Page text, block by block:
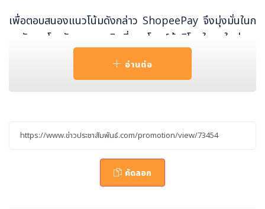
เพื่อตอบสนองแนวโน้มดังกล่าว ShopeePay จึงมุ่งมั่นในก
ารพัฒนาโซลูชันทางการเงินที่ตอบโจทย์ผู้บริโภคในยุคใหม่ แล
ะยึดมั่นในการพัฒนาประสบการณ์ในการชำระเงินของลูกค้าให้
รวดเร็ว ปลอดภัย และคงไว้ซึ่งความสะดวกสบายของลูกค้าทุก
ท่าน SPayLater ช้อปก่อนจ่ายทีหลัง ซึ่งได้ เปิดให้บริการใน
การสินเชื่อวงเงินที่ลูกค้าสามารถใช้ช้อปบน Shopee โดยไม่มี
ขั้นต่ำหรือเงินดาวน์ หรือบัตรเครดิต โดย ผู้ที่สนใจสามารถส
มัครใช้บริการ SPayLater ได้ง่าย ๆ ผ่านแอปพลิเคชัน Sho
อ่านต่อ
คัดลอก